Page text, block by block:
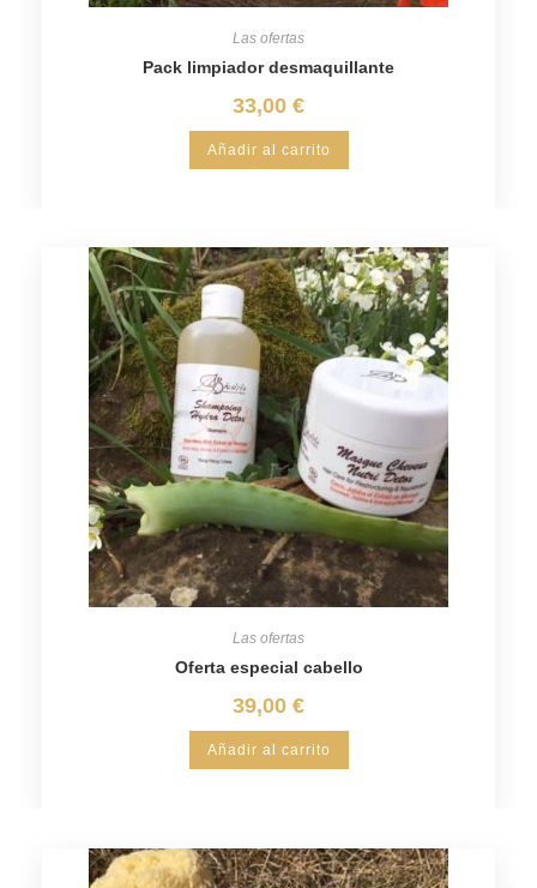
Las ofertas
Pack limpiador desmaquillante
33,00 €
Añadir al carrito
Las ofertas
Oferta especial cabello
39,00 €
Añadir al carrito